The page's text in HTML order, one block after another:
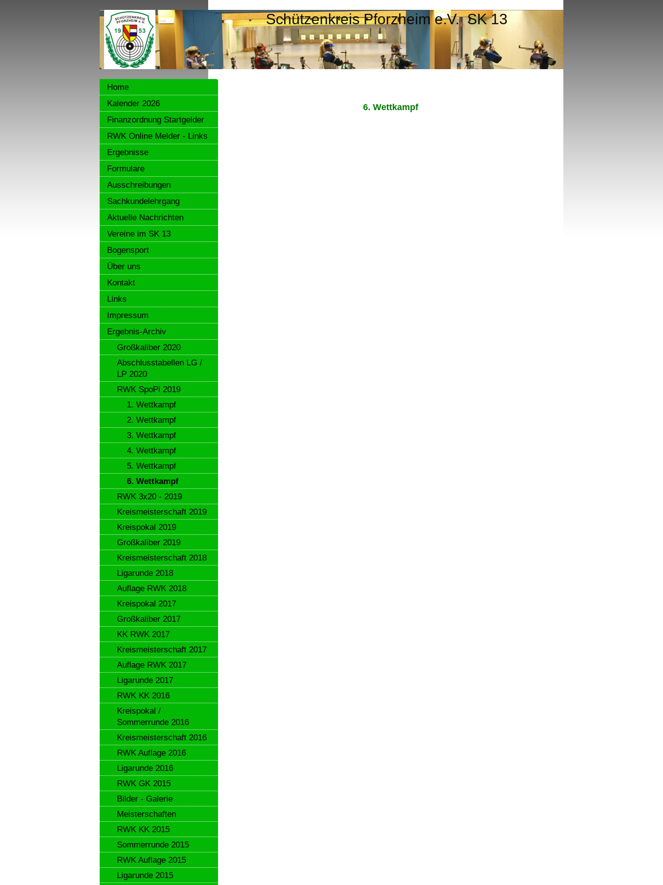
Schützenkreis Pforzheim e.V. SK 13
6. Wettkampf
Home
Kalender 2026
Finanzordnung Startgelder
RWK Online Melder - Links
Ergebnisse
Formulare
Ausschreibungen
Sachkundelehrgang
Aktuelle Nachrichten
Vereine im SK 13
Bogensport
Über uns
Kontakt
Links
Impressum
Ergebnis-Archiv
Großkaliber 2020
Abschlusstabellen LG /
LP 2020
RWK SpoPi 2019
1. Wettkampf
2. Wettkampf
3. Wettkampf
4. Wettkampf
5. Wettkampf
6. Wettkampf
RWK 3x20 - 2019
Kreismeisterschaft 2019
Kreispokal 2019
Großkaliber 2019
Kreismeisterschaft 2018
Ligarunde 2018
Auflage RWK 2018
Kreispokal 2017
Großkaliber 2017
KK RWK 2017
Kreismeisterschaft 2017
Auflage RWK 2017
Ligarunde 2017
RWK KK 2016
Kreispokal /
Sommerrunde 2016
Kreismeisterschaft 2016
RWK Auflage 2016
Ligarunde 2016
RWK GK 2015
Bilder - Galerie
Meisterschaften
RWK KK 2015
Sommerrunde 2015
RWK Auflage 2015
Ligarunde 2015